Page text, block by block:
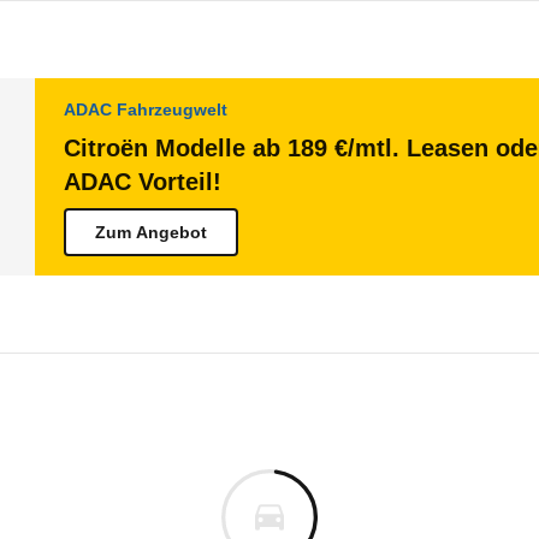
ADAC Fahrzeugwelt
Citroën Modelle ab 189 €/mtl. Leasen
ADAC Vorteil!
Zum Angebot